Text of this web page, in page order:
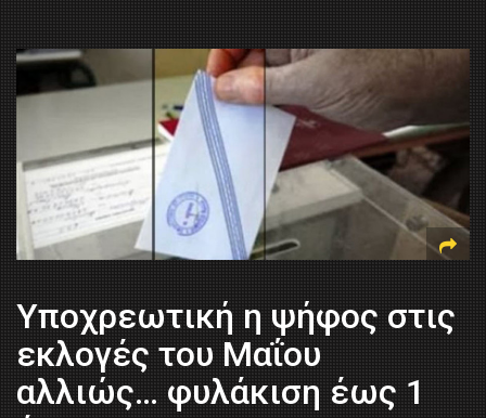
Υποχρεωτική η ψήφος στις
εκλογές του Μαΐου
αλλιώς… φυλάκιση έως 1